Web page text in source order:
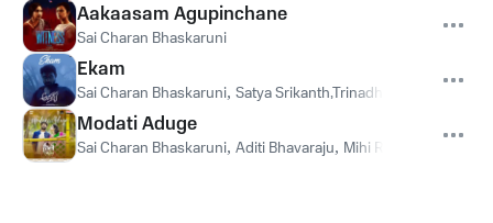
Aakaasam Agupinchane
Sai Charan Bhaskaruni
Ekam
Sai Charan Bhaskaruni, Satya Srikanth,Trinadh Mantena
Modati Aduge
Sai Charan Bhaskaruni, Aditi Bhavaraju, Mihi Raamesh